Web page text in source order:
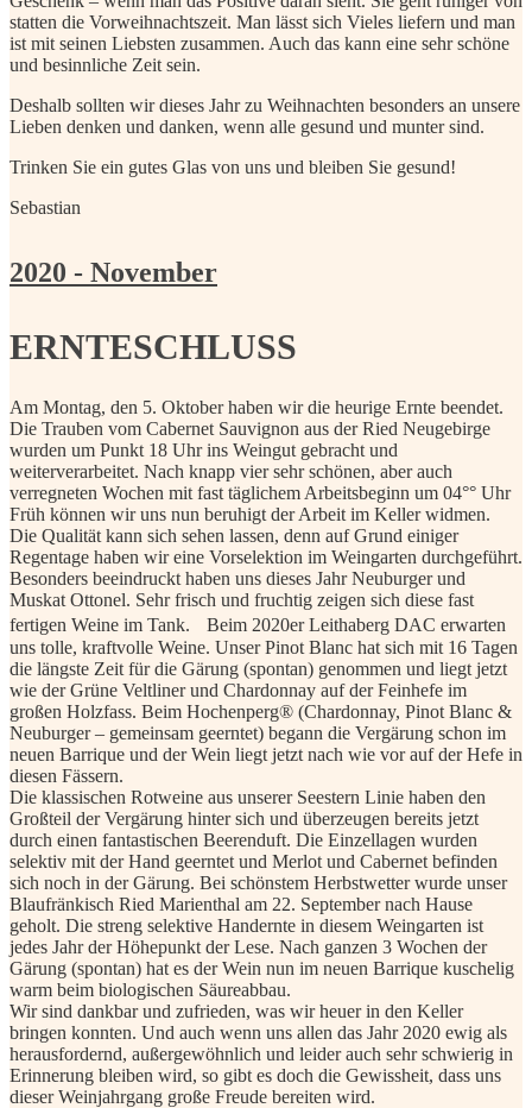
statten die Vorweihnachtszeit. Man lässt sich Vieles liefern und man
ist mit seinen Liebsten zusammen. Auch das kann eine sehr schöne
und besinnliche Zeit sein.
Deshalb sollten wir dieses Jahr zu Weihnachten besonders an unsere
Lieben denken und danken, wenn alle gesund und munter sind.
Trinken Sie ein gutes Glas von uns und bleiben Sie gesund!
Sebastian
2020 - November
ERNTESCHLUSS
Am Montag, den 5. Oktober haben wir die heurige Ernte beendet.
Die Trauben vom Cabernet Sauvignon aus der Ried Neugebirge
wurden um Punkt 18 Uhr ins Weingut gebracht und
weiterverarbeitet. Nach knapp vier sehr schönen, aber auch
verregneten Wochen mit fast täglichem Arbeitsbeginn um 04°° Uhr
Früh können wir uns nun beruhigt der Arbeit im Keller widmen.
Die Qualität kann sich sehen lassen, denn auf Grund einiger
Regentage haben wir eine Vorselektion im Weingarten durchgeführt.
Besonders beeindruckt haben uns dieses Jahr Neuburger und
Muskat Ottonel. Sehr frisch und fruchtig zeigen sich diese fast
fertigen Weine im Tank. Beim 2020er Leithaberg DAC erwarten
uns tolle, kraftvolle Weine. Unser Pinot Blanc hat sich mit 16 Tagen
die längste Zeit für die Gärung (spontan) genommen und liegt jetzt
wie der Grüne Veltliner und Chardonnay auf der Feinhefe im
großen Holzfass. Beim Hochenperg® (Chardonnay, Pinot Blanc &
Neuburger – gemeinsam geerntet) begann die Vergärung schon im
neuen Barrique und der Wein liegt jetzt nach wie vor auf der Hefe in
diesen Fässern.
Die klassischen Rotweine aus unserer Seestern Linie haben den
Großteil der Vergärung hinter sich und überzeugen bereits jetzt
durch einen fantastischen Beerenduft. Die Einzellagen wurden
selektiv mit der Hand geerntet und Merlot und Cabernet befinden
sich noch in der Gärung. Bei schönstem Herbstwetter wurde unser
Blaufränkisch Ried Marienthal am 22. September nach Hause
geholt. Die streng selektive Handernte in diesem Weingarten ist
jedes Jahr der Höhepunkt der Lese. Nach ganzen 3 Wochen der
Gärung (spontan) hat es der Wein nun im neuen Barrique kuschelig
warm beim biologischen Säureabbau.
Wir sind dankbar und zufrieden, was wir heuer in den Keller
bringen konnten. Und auch wenn uns allen das Jahr 2020 ewig als
herausfordernd, außergewöhnlich und leider auch sehr schwierig in
Erinnerung bleiben wird, so gibt es doch die Gewissheit, dass uns
dieser Weinjahrgang große Freude bereiten wird.